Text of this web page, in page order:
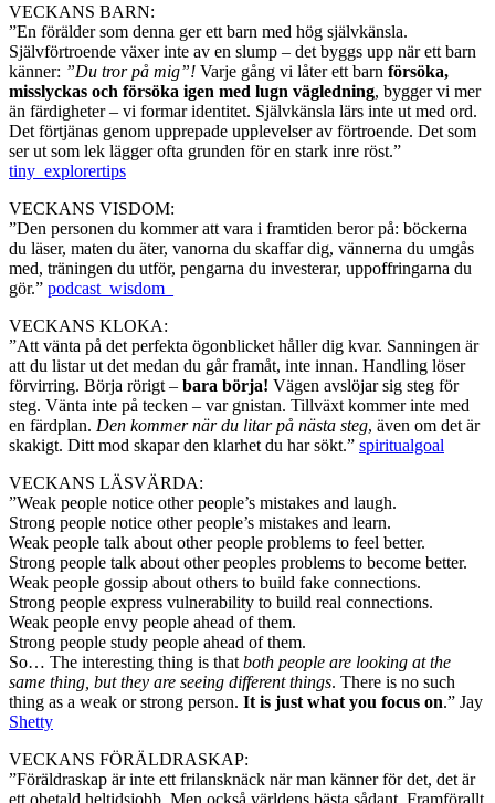
VECKANS BARN:
”En förälder som denna ger ett barn med hög självkänsla.
Självförtroende växer inte av en slump – det byggs upp när ett barn
känner: ”Du tror på mig”! Varje gång vi låter ett barn försöka,
misslyckas och försöka igen med lugn vägledning, bygger vi mer
än färdigheter – vi formar identitet. Självkänsla lärs inte ut med ord.
Det förtjänas genom upprepade upplevelser av förtroende. Det som
ser ut som lek lägger ofta grunden för en stark inre röst.”
tiny_explorertips
VECKANS VISDOM:
”Den personen du kommer att vara i framtiden beror på: böckerna
du läser, maten du äter, vanorna du skaffar dig, vännerna du umgås
med, träningen du utför, pengarna du investerar, uppoffringarna du
gör.” podcast_wisdom_
VECKANS KLOKA:
”Att vänta på det perfekta ögonblicket håller dig kvar. Sanningen är
att du listar ut det medan du går framåt, inte innan. Handling löser
förvirring. Börja rörigt – bara börja! Vägen avslöjar sig steg för
steg. Vänta inte på tecken – var gnistan. Tillväxt kommer inte med
en färdplan. Den kommer när du litar på nästa steg, även om det är
skakigt. Ditt mod skapar den klarhet du har sökt.” spiritualgoal
VECKANS LÄSVÄRDA:
”Weak people notice other people’s mistakes and laugh.
Strong people notice other people’s mistakes and learn.
Weak people talk about other people problems to feel better.
Strong people talk about other peoples problems to become better.
Weak people gossip about others to build fake connections.
Strong people express vulnerability to build real connections.
Weak people envy people ahead of them.
Strong people study people ahead of them.
So… The interesting thing is that both people are looking at the
same thing, but they are seeing different things. There is no such
thing as a weak or strong person. It is just what you focus on.” Jay
Shetty
VECKANS FÖRÄLDRASKAP:
”Föräldraskap är inte ett frilansknäck när man känner för det, det är
ett obetald heltidsjobb. Men också världens bästa sådant. Framförallt